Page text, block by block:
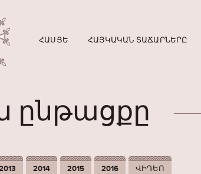
ՀԱՍՑԵ ՀԱՅԿԱԿԱՆ ՏԱՃԱՐՆԵՐԸ
ընթացքը
2014 2015 2016 ՎԻԴԵՈ